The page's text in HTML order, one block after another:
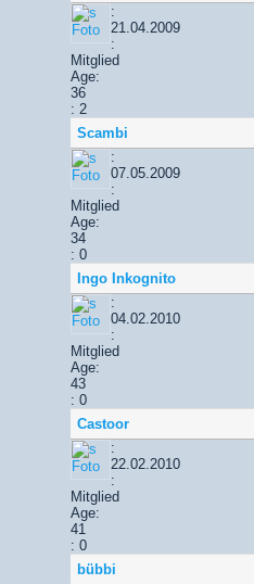
:
21.04.2009
:
Mitglied
Age:
36
: 2
Scambi
:
07.05.2009
:
Mitglied
Age:
34
: 0
Ingo Inkognito
:
04.02.2010
:
Mitglied
Age:
43
: 0
Castoor
:
22.02.2010
:
Mitglied
Age:
41
: 0
bübbi